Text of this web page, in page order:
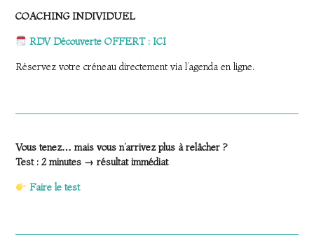
COACHING INDIVIDUEL
RDV Découverte OFFERT : ICI
Réservez votre créneau directement via l’agenda en ligne.
Vous tenez… mais vous n’arrivez plus à relâcher ?
Test : 2 minutes → résultat immédiat
Faire le test